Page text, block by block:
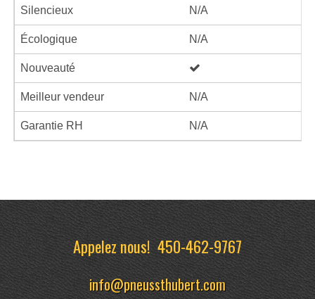
Silencieux N/A
Écologique N/A
Nouveauté
Meilleur vendeur N/A
Garantie RH N/A
Appelez nous!450-462-9767
info@pneussthubert.com